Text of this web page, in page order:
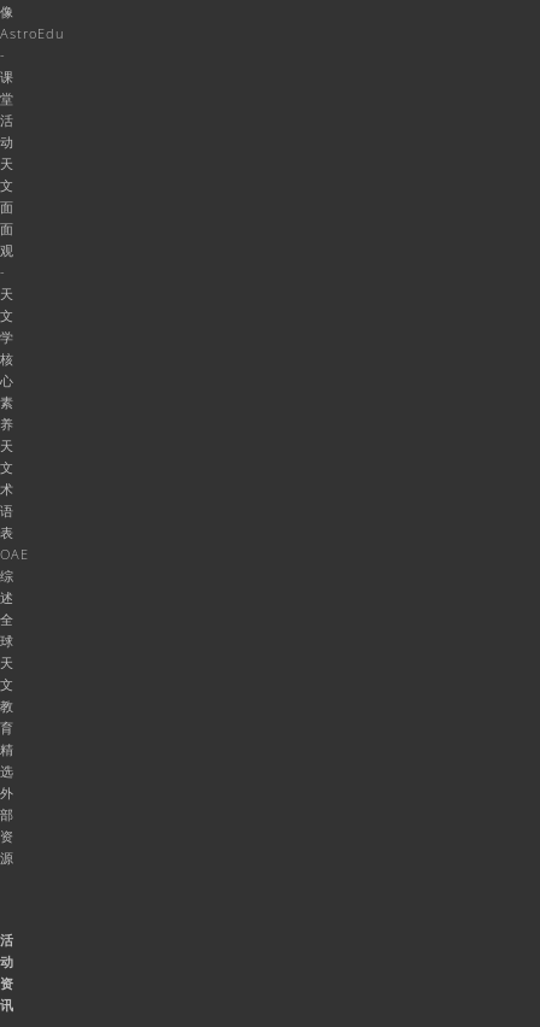
像
AstroEdu
-
课
堂
活
动
天
文
面
面
观
-
天
文
学
核
心
素
养
天
文
术
语
表
OAE
综
述
全
球
天
文
教
育
精
选
外
部
资
源
活
动
资
讯